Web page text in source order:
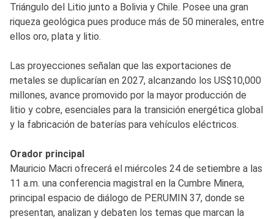
Triángulo del Litio junto a Bolivia y Chile. Posee una gran
riqueza geológica pues produce más de 50 minerales, entre
ellos oro, plata y litio.
Las proyecciones señalan que las exportaciones de
metales se duplicarían en 2027, alcanzando los US$10,000
millones, avance promovido por la mayor producción de
litio y cobre, esenciales para la transición energética global
y la fabricación de baterías para vehículos eléctricos.
Orador principal
Mauricio Macri ofrecerá el miércoles 24 de setiembre a las
11 a.m. una conferencia magistral en la Cumbre Minera,
principal espacio de diálogo de PERUMIN 37, donde se
presentan, analizan y debaten los temas que marcan la